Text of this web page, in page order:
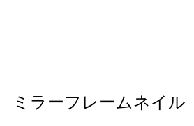
ミラーフレームネイル